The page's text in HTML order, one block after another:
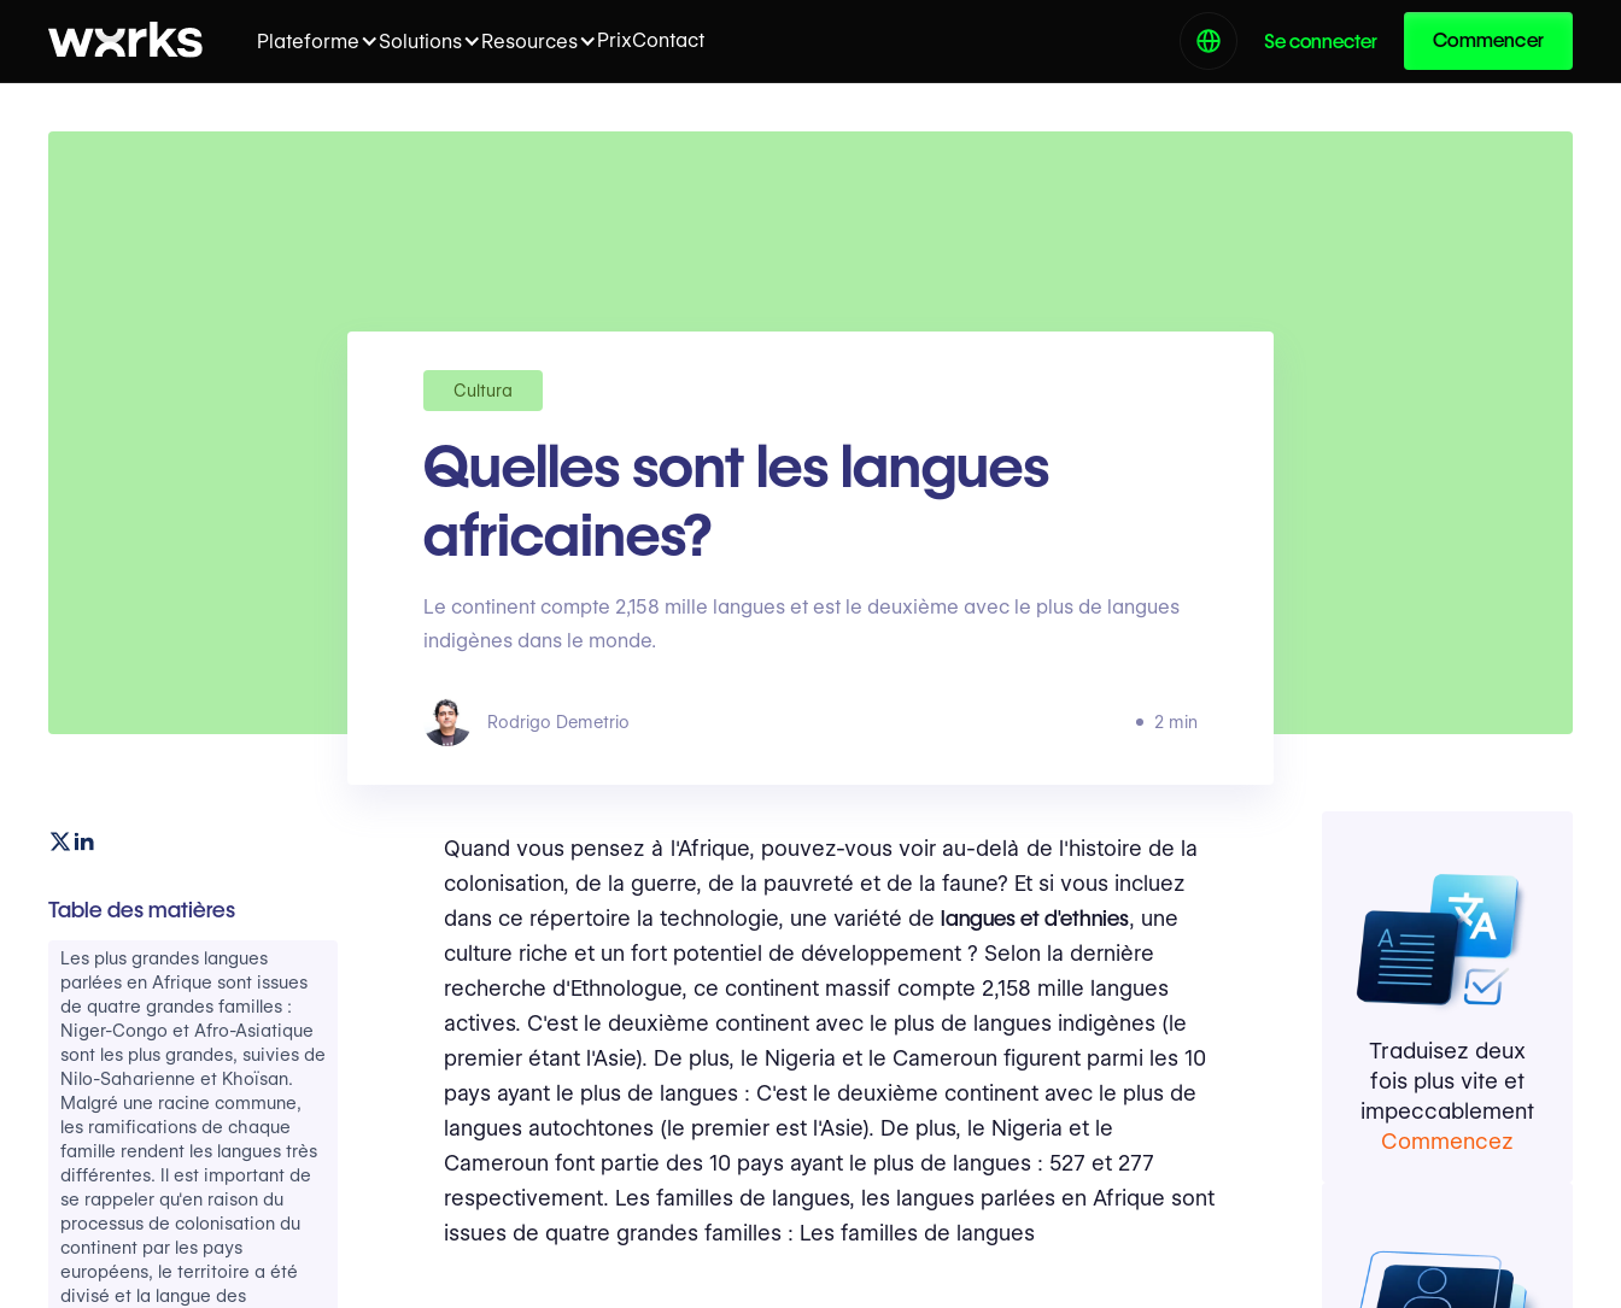
Plateforme Solutions Resources PrixContact Se connecter Commencer
Cultura
Quelles sont les langues
africaines?
Le continent compte 2,158 mille langues et est le deuxième avec le plus de langues
indigènes dans le monde.
Rodrigo Demetrio 2 min
Table des matières
Les plus grandes langues
parlées en Afrique sont issues
de quatre grandes familles :
Niger-Congo et Afro-Asiatique
sont les plus grandes, suivies de
Nilo-Saharienne et Khoïsan.
Malgré une racine commune,
les ramifications de chaque
famille rendent les langues très
différentes. Il est important de
se rappeler qu'en raison du
processus de colonisation du
continent par les pays
européens, le territoire a été
divisé et la langue des
Quand vous pensez à l'Afrique, pouvez-vous voir au-delà de l'histoire de la
colonisation, de la guerre, de la pauvreté et de la faune? Et si vous incluez
dans ce répertoire la technologie, une variété de langues et d'ethnies, une
culture riche et un fort potentiel de développement ? Selon la dernière
recherche d'Ethnologue, ce continent massif compte 2,158 mille langues
actives. C'est le deuxième continent avec le plus de langues indigènes (le
premier étant l'Asie). De plus, le Nigeria et le Cameroun figurent parmi les 10
pays ayant le plus de langues : C'est le deuxième continent avec le plus de
langues autochtones (le premier est l'Asie). De plus, le Nigeria et le
Cameroun font partie des 10 pays ayant le plus de langues : 527 et 277
respectivement. Les familles de langues, les langues parlées en Afrique sont
issues de quatre grandes familles : Les familles de langues
Traduisez deux
fois plus vite et
impeccablement
Commencez